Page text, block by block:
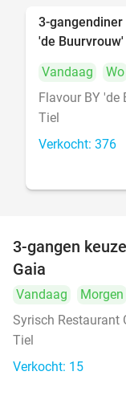
3-gangendiner
'de Buurvrouw'
Vandaag
Wo
Flavour BY 'de
Tiel
Verkocht: 376
3-gangen
Gaia
Vandaag Morgen
Syrisch Restaurant
Tiel
Verkocht: 15